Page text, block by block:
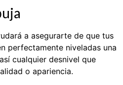
a asegurarte de que tus
perfectamente niveladas una
cualquier desnivel que
o apariencia.